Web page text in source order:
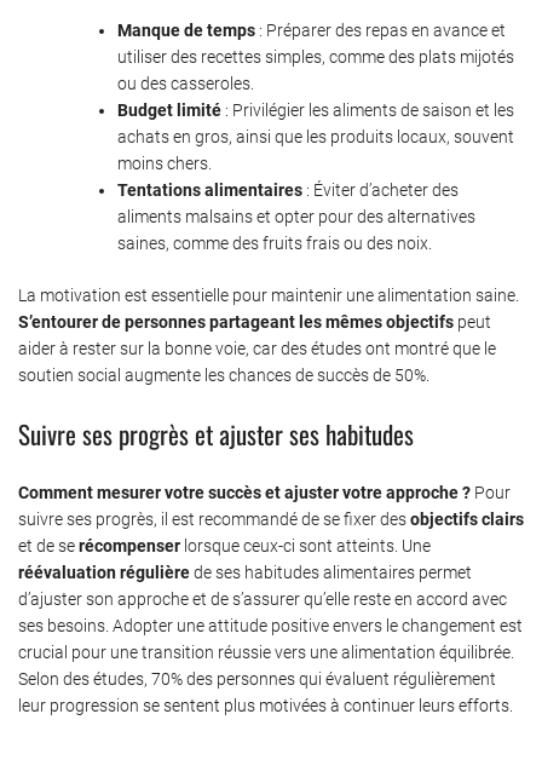
Manque de temps : Préparer des repas en avance et
utiliser des recettes simples, comme des plats mijotés
ou des casseroles.
Budget limité : Privilégier les aliments de saison et les
achats en gros, ainsi que les produits locaux, souvent
moins chers.
Tentations alimentaires : Éviter d’acheter des
aliments malsains et opter pour des alternatives
saines, comme des fruits frais ou des noix.
La motivation est essentielle pour maintenir une alimentation saine.
S’entourer de personnes partageant les mêmes objectifs peut
aider à rester sur la bonne voie, car des études ont montré que le
soutien social augmente les chances de succès de 50%.
Suivre ses progrès et ajuster ses habitudes
Comment mesurer votre succès et ajuster votre approche ? Pour
suivre ses progrès, il est recommandé de se fixer desobjectifs clairs
et de serécompenser lorsque ceux-ci sont atteints. Une
réévaluation régulièrede ses habitudes alimentaires permet
d’ajuster son approche et de s’assurer qu’elle reste en accord avec
ses besoins. Adopter une attitude positive envers le changement est
crucial pour une transition réussie vers une alimentation équilibrée.
Selon des études, 70% des personnes qui évaluent régulièrement
leur progression se sentent plus motivées à continuer leurs efforts.